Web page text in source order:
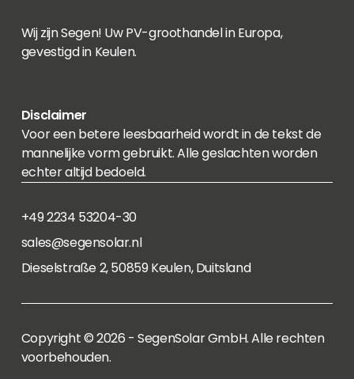
Wij zijn Segen! Uw PV-groothandel in Europa,
gevestigd in Keulen.
Disclaimer
Voor een betere leesbaarheid wordt in de tekst de
mannelijke vorm gebruikt. Alle geslachten worden
echter altijd bedoeld.
+49 2234 53204-30
sales@segensolar.nl
Dieselstraße 2, 50859 Keulen, Duitsland
Copyright © 2026 - SegenSolar GmbH. Alle rechten
voorbehouden.